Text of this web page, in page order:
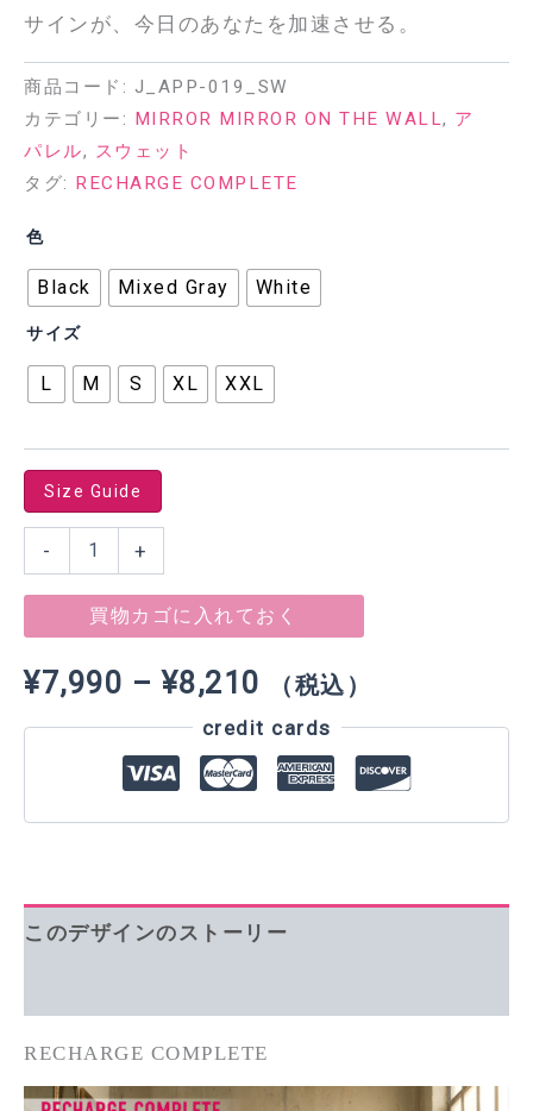
サインが、今日のあなたを加速させる。
商品コード: J_APP-019_SW
カテゴリー:
MIRROR MIRROR ON THE WALL, ア
パレル, スウェット
タグ:
RECHARGE COMPLETE
色
Black Mixed Gray White
サイズ
L M S XL XXL
Size Guide
-
COMPLETE
個
+
買物カゴに入れておく
¥7,990 –¥8,210 価
格
帯:
–
¥8,210
（税込）
credit cards
このデザインのストーリー
RECHARGE COMPLETE